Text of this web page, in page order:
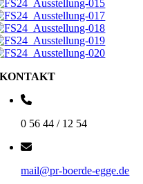
KONTAKT
0 56 44 / 12 54
mail@pr-boerde-egge.de